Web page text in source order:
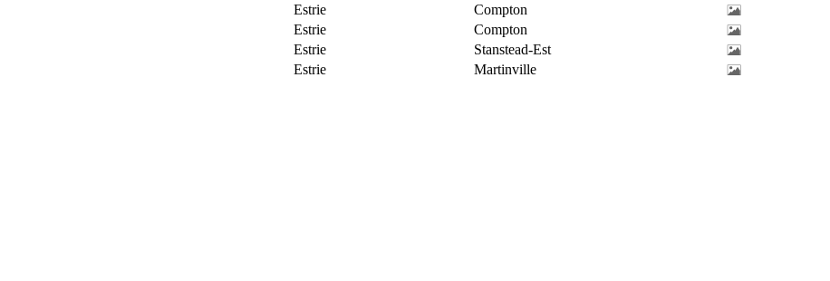
Estrie
Compton
Estrie
Compton
Estrie
Stanstead-Est
Estrie Martinville